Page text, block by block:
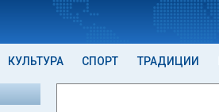
КУЛЬТУРА СПОРТ ТРАДИЦИИ